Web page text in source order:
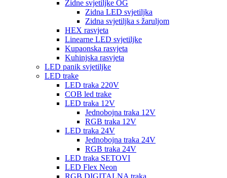
Zidne svjetiljke OG
Zidna LED svjetiljka
Zidna svjetiljka s žaruljom
HEX rasvjeta
Linearne LED svjetiljke
Kupaonska rasvjeta
Kuhinjska rasvjeta
LED panik svjetiljke
LED trake
LED traka 220V
COB led trake
LED traka 12V
Jednobojna traka 12V
RGB traka 12V
LED traka 24V
Jednobojna traka 24V
RGB traka 24V
LED traka SETOVI
LED Flex Neon
RGB DIGITALNA traka